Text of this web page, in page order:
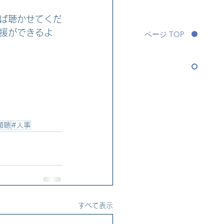
ページ TOP
聴かせてくだ
ができるよ
聴 #人事
すべて表示